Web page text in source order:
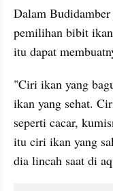
Dalam Budidamber
pemilihan bibit
itu dapat
"Ciri ikan yang
ikan yang sehat.
seperti cacar,
itu ciri ikan yang
dia lincah saat di